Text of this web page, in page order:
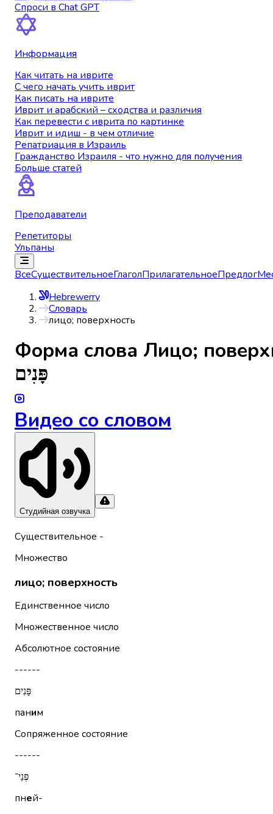
Спроси в Chat GPT
Информация
Как читать на иврите
С чего начать учить иврит
Как писать на иврите
Иврит и арабский – сходства и различия
Как перевести с иврита по картинке
Иврит и идиш - в чем отличие
Репатриация в Израиль
Гражданство Израиля - что нужно для получения
Больше статей
Преподаватели
Репетиторы
Ульпаны
ВсеСуществительноеГлаголПрилагательноеПредлог
Hebrewerry
Словарь
лицо; поверхность
Форма слова Лицо;
פָּנִים
Видео со словом
Студийная озвучка
Существительное -
Множество
лицо; поверхность
Единственное число
Множественное число
Абсолютное состояние
------
פָּנִים
паним
Сопряженное состояние
------
פְּנֵי־
пней-